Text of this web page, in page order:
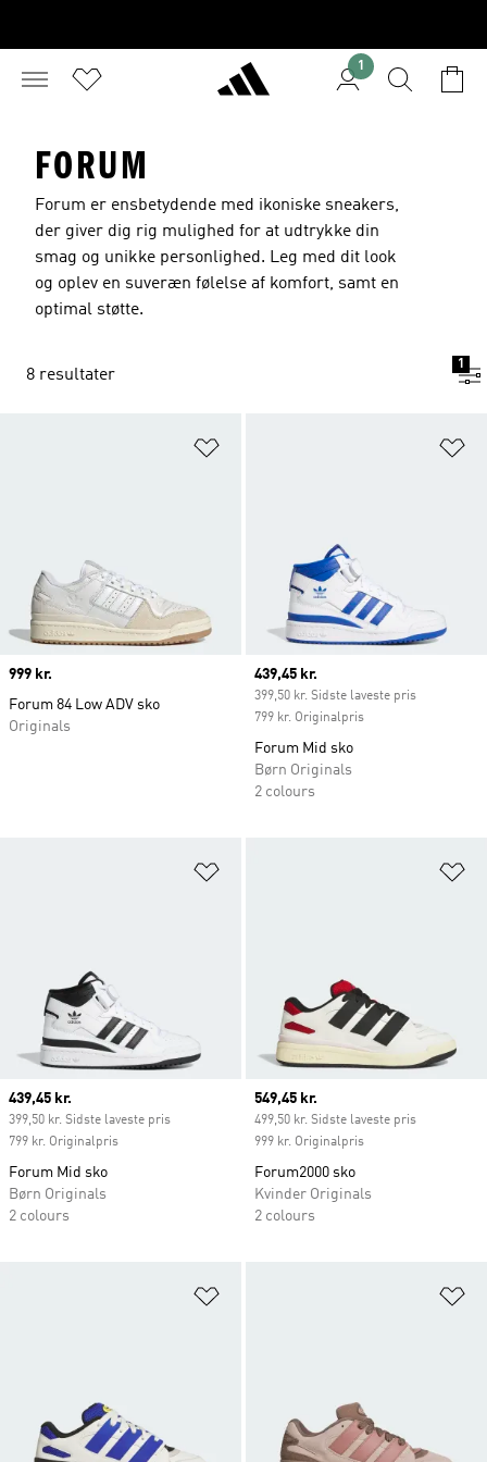
1
FORUM
Forum er ensbetydende med ikoniske sneakers,
der giver dig rig mulighed for at udtrykke din
smag og unikke personlighed. Leg med dit look
og oplev en suveræn følelse af komfort, samt en
optimal støtte.
8 resultater
1
Price
999 kr.
Forum 84 Low ADV sko
Originals
Current price
439,45 kr.
399,50 kr. Sidste laveste pris
799 kr. Originalpris
Forum Mid sko
Børn Originals
2 colours
Current price
439,45 kr.
399,50 kr. Sidste laveste pris
799 kr. Originalpris
Forum Mid sko
Børn Originals
2 colours
Current price
549,45 kr.
499,50 kr. Sidste laveste pris
999 kr. Originalpris
Forum2000 sko
Kvinder Originals
2 colours